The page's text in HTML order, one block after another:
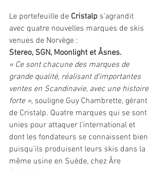
Le portefeuille de Cristalp s’agrandit
avec quatre nouvelles marques de skis
venues de Norvège :
Stereo, SGN, Moonlight et Åsnes.
« Ce sont chacune des marques de
grande qualité, réalisant d’importantes
ventes en Scandinavie, avec une histoire
forte », souligne Guy Chambrette, gérant
de Cristalp. Quatre marques qui se sont
unies pour attaquer l’international et
dont les fondateurs se connaissent bien
puisqu’ils produisent leurs skis dans la
même usine en Suède, chez Åre